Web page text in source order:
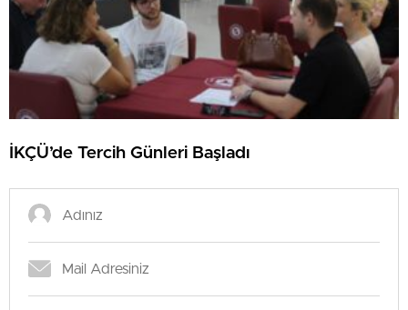
İKÇÜ’de Tercih Günleri Başladı